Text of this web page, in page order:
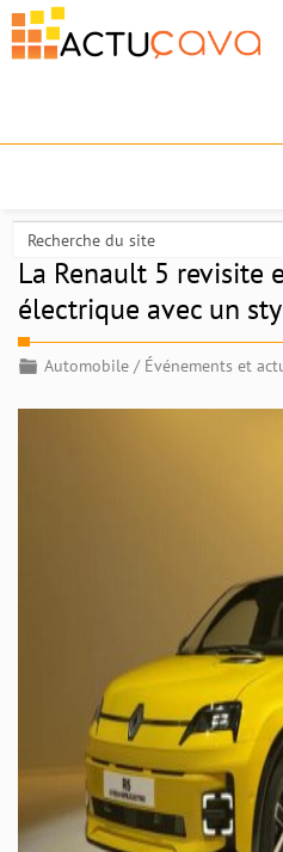
La Renault 5 revisite
électrique avec un
Automobile / Événements et